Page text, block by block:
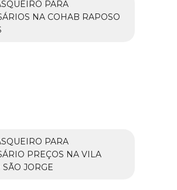
PARA
NA COHAB RAPOSO
PARA
PREÇOS NA VILA
SÃO JORGE